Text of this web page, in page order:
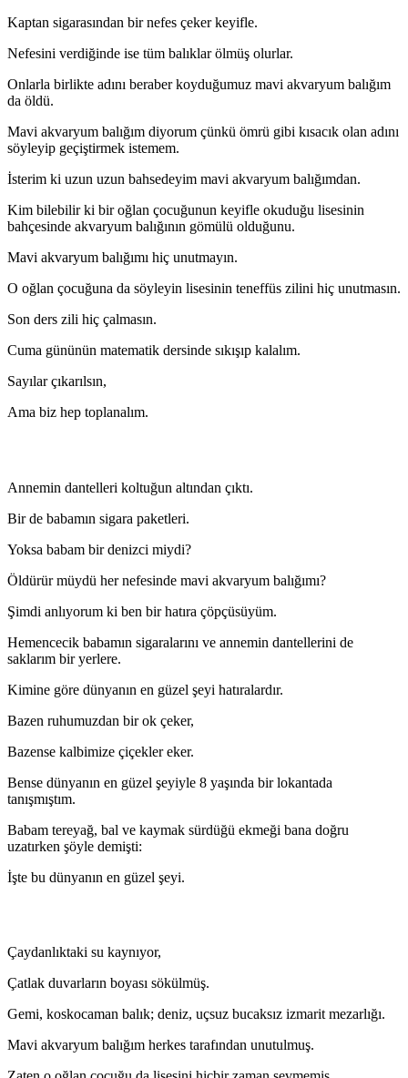
Kaptan sigarasından bir nefes çeker keyifle.
Nefesini verdiğinde ise tüm balıklar ölmüş olurlar.
Onlarla birlikte adını beraber koyduğumuz mavi akvaryum balığım
da öldü.
Mavi akvaryum balığım diyorum çünkü ömrü gibi kısacık olan adını
söyleyip geçiştirmek istemem.
İsterim ki uzun uzun bahsedeyim mavi akvaryum balığımdan.
Kim bilebilir ki bir oğlan çocuğunun keyifle okuduğu lisesinin
bahçesinde akvaryum balığının gömülü olduğunu.
Mavi akvaryum balığımı hiç unutmayın.
O oğlan çocuğuna da söyleyin lisesinin teneffüs zilini hiç unutmasın.
Son ders zili hiç çalmasın.
Cuma gününün matematik dersinde sıkışıp kalalım.
Sayılar çıkarılsın,
Ama biz hep toplanalım.
Annemin dantelleri koltuğun altından çıktı.
Bir de babamın sigara paketleri.
Yoksa babam bir denizci miydi?
Öldürür müydü her nefesinde mavi akvaryum balığımı?
Şimdi anlıyorum ki ben bir hatıra çöpçüsüyüm.
Hemencecik babamın sigaralarını ve annemin dantellerini de
saklarım bir yerlere.
Kimine göre dünyanın en güzel şeyi hatıralardır.
Bazen ruhumuzdan bir ok çeker,
Bazense kalbimize çiçekler eker.
Bense dünyanın en güzel şeyiyle 8 yaşında bir lokantada
tanışmıştım.
Babam tereyağ, bal ve kaymak sürdüğü ekmeği bana doğru
uzatırken şöyle demişti:
İşte bu dünyanın en güzel şeyi.
Çaydanlıktaki su kaynıyor,
Çatlak duvarların boyası sökülmüş.
Gemi, koskocaman balık; deniz, uçsuz bucaksız izmarit mezarlığı.
Mavi akvaryum balığım herkes tarafından unutulmuş.